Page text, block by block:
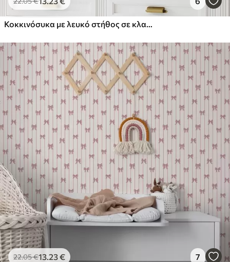
Κοκκινόσυκα με λευκό στήθος σε κλαδιά με κρεμ λουλούδια
22.05€13.23€ 7